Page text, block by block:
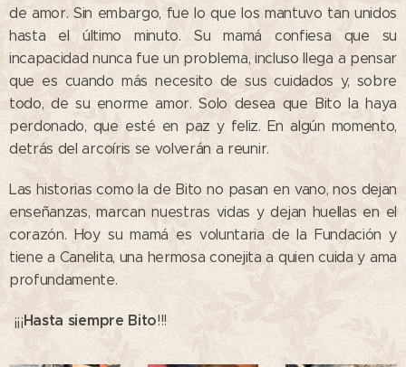
de amor. Sin embargo, fue lo que los mantuvo tan unidos
hasta el último minuto. Su mamá confiesa que su
incapacidad nunca fue un problema, incluso llega a pensar
que es cuando más necesito de sus cuidados y, sobre
todo, de su enorme amor. Solo desea que Bito la haya
perdonado, que esté en paz y feliz. En algún momento,
detrás del arcoíris se volverán a reunir.
Las historias como la de Bito no pasan en vano, nos dejan
enseñanzas, marcan nuestras vidas y dejan huellas en el
corazón. Hoy su mamá es voluntaria de la Fundación y
tiene a Canelita, una hermosa conejita a quien cuida y ama
profundamente.
¡¡¡Hasta siempre Bito!!!